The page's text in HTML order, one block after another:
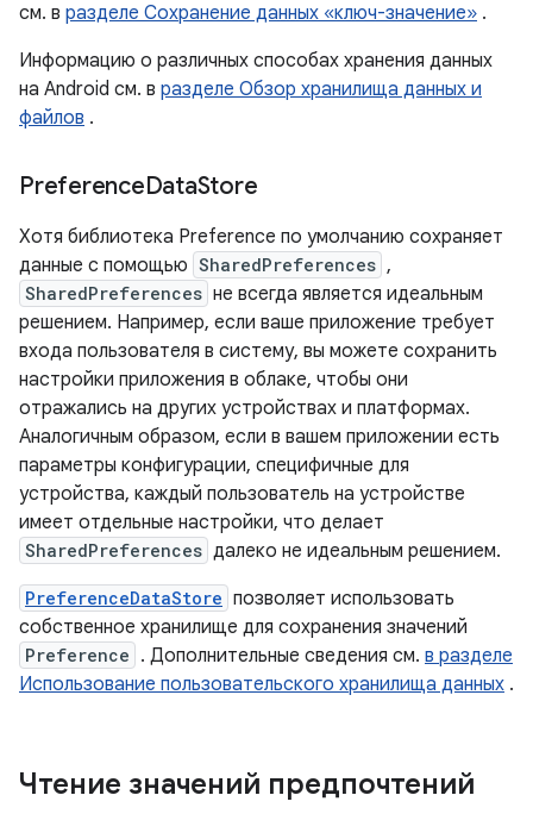
см. в разделе Сохранение данных «ключ-значение» .
Информацию о различных способах хранения данных
на Android см. в разделе Обзор хранилища данных и
файлов .
PreferenceDataStore
Хотя библиотека Preference по умолчанию сохраняет
данные с помощью SharedPreferences ,
SharedPreferences не всегда является идеальным
решением. Например, если ваше приложение требует
входа пользователя в систему, вы можете сохранить
настройки приложения в облаке, чтобы они
отражались на других устройствах и платформах.
Аналогичным образом, если в вашем приложении есть
параметры конфигурации, специфичные для
устройства, каждый пользователь на устройстве
имеет отдельные настройки, что делает
SharedPreferences далеко не идеальным решением.
PreferenceDataStore позволяет использовать
собственное хранилище для сохранения значений
Preference . Дополнительные сведения см. в разделе
Использование пользовательского хранилища данных .
Чтение значений предпочтений